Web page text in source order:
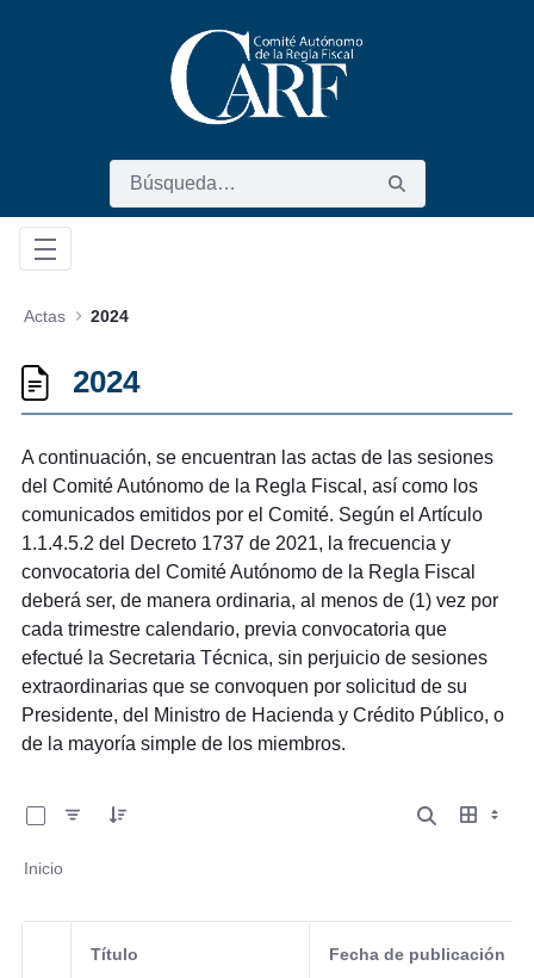
Actas 2024
2024
A continuación, se encuentran las actas de las sesiones
del Comité Autónomo de la Regla Fiscal, así como los
comunicados emitidos por el Comité. Según el Artículo
1.1.4.5.2 del Decreto 1737 de 2021, la frecuencia y
convocatoria del Comité Autónomo de la Regla Fiscal
deberá ser, de manera ordinaria, al menos de (1) vez por
cada trimestre calendario, previa convocatoria que
efectué la Secretaria Técnica, sin perjuicio de sesiones
extraordinarias que se convoquen por solicitud de su
Presidente, del Ministro de Hacienda y Crédito Público, o
de la mayoría simple de los miembros.
Inicio
Selección del elemento
Título Fecha de publicación